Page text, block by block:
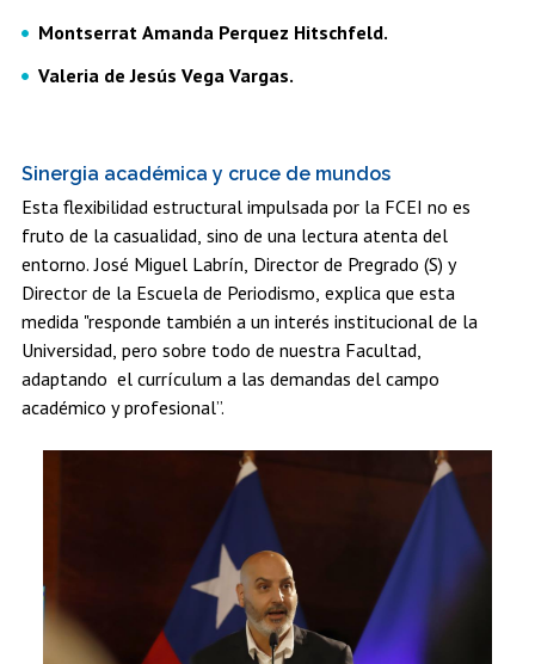
Montserrat Amanda Perquez Hitschfeld.
Valeria de Jesús Vega Vargas.
Sinergia académica y cruce de mundos
Esta flexibilidad estructural impulsada por la FCEI no es
fruto de la casualidad, sino de una lectura atenta del
entorno. José Miguel Labrín, Director de Pregrado (S) y
Director de la Escuela de Periodismo, explica que esta
medida "responde también a un interés institucional de la
Universidad, pero sobre todo de nuestra Facultad,
adaptando el currículum a las demandas del campo
académico y profesional”.